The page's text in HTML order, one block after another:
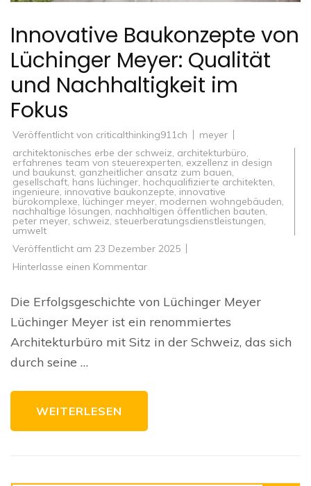
Innovative Baukonzepte von
Lüchinger Meyer: Qualität
und Nachhaltigkeit im
Fokus
Veröffentlicht von criticalthinking911ch
meyer
architektonisches erbe der schweiz, architekturbüro,
erfahrenes team von steuerexperten, exzellenz in design
und baukunst, ganzheitlicher ansatz zum bauen,
gesellschaft, hans lüchinger, hochqualifizierte architekten,
ingenieure, innovative baukonzepte, innovative
bürokomplexe, lüchinger meyer, modernen wohngebäuden,
nachhaltige lösungen, nachhaltigen öffentlichen bauten,
peter meyer, schweiz, steuerberatungsdienstleistungen,
umwelt
Veröffentlicht am 23 Dezember 2025
Hinterlasse einen Kommentarzu
Lüchinger
Qualität
Nachhaltigkeit
Die Erfolgsgeschichte von Lüchinger Meyer
Lüchinger Meyer ist ein renommiertes
Architekturbüro mit Sitz in der Schweiz, das sich
durch seine …
WEITERLESEN